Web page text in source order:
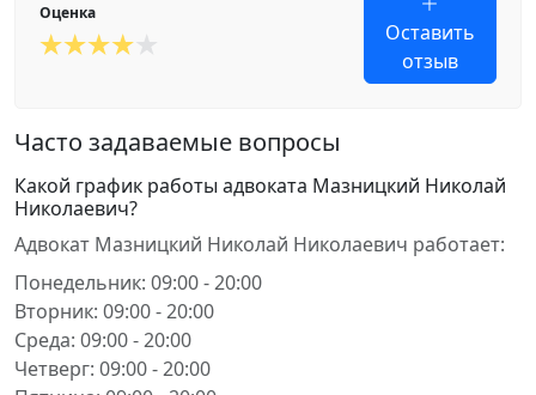
Оценка
Оставить
отзыв
Часто задаваемые вопросы
Какой график работы адвоката Мазницкий Николай
Николаевич?
Адвокат Мазницкий Николай Николаевич работает:
Понедельник: 09:00 - 20:00
Вторник: 09:00 - 20:00
Среда: 09:00 - 20:00
Четверг: 09:00 - 20:00